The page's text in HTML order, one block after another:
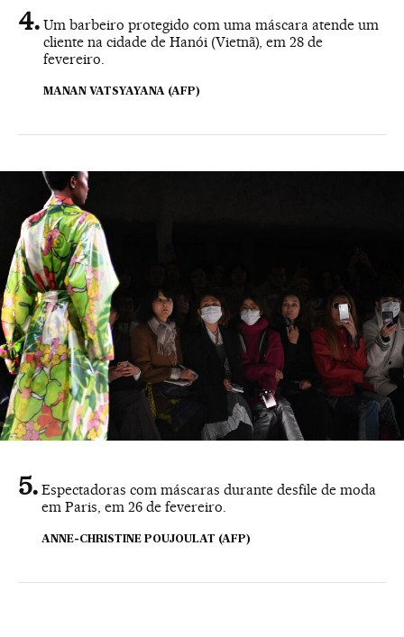
Um barbeiro protegido com uma máscara atende um
cliente na cidade de Hanói (Vietnã), em 28 de
fevereiro.
MANAN VATSYAYANA (AFP)
Espectadoras com máscaras durante desfile de moda
em Paris, em 26 de fevereiro.
ANNE-CHRISTINE POUJOULAT (AFP)